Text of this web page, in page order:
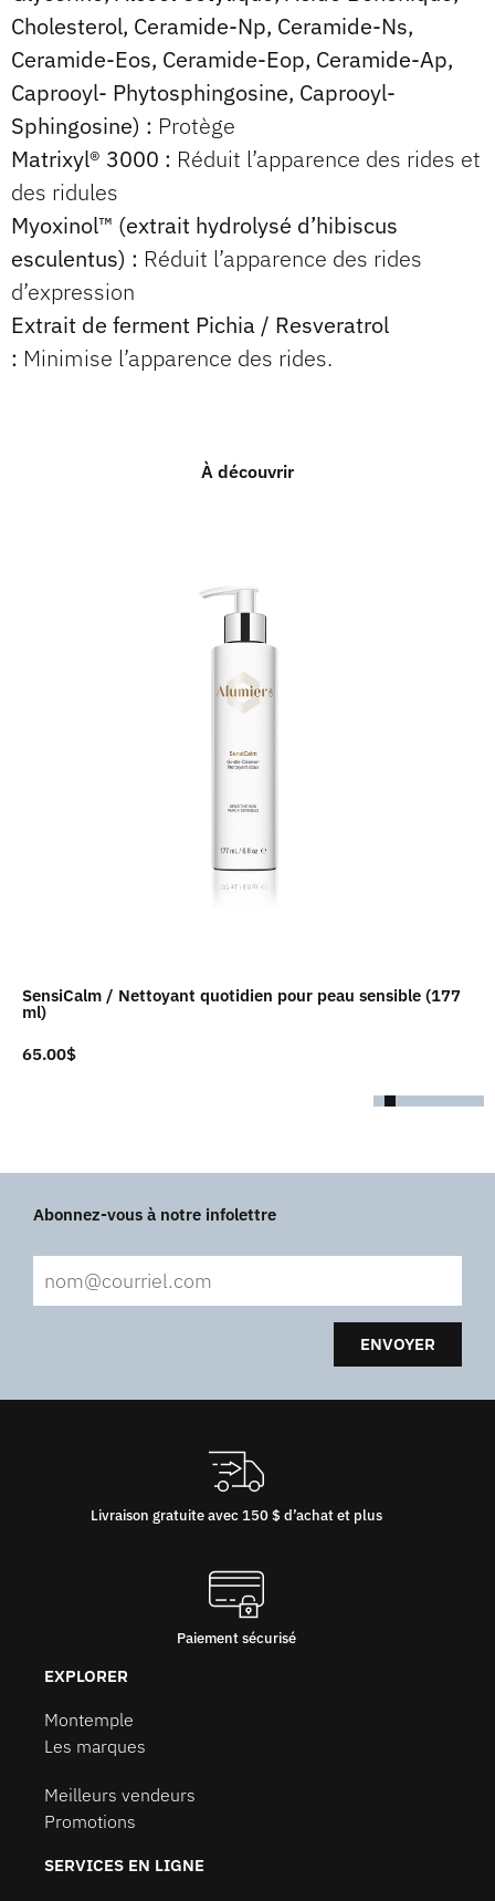
Cholesterol, Ceramide-Np, Ceramide-Ns,
Ceramide-Eos, Ceramide-Eop, Ceramide-Ap,
Caprooyl- Phytosphingosine, Caprooyl-
Sphingosine) : Protège
Matrixyl® 3000 : Réduit l’apparence des rides et
des ridules
Myoxinol™ (extrait hydrolysé d’hibiscus
esculentus) : Réduit l’apparence des rides
d’expression
Extrait de ferment Pichia / Resveratrol
: Minimise l’apparence des rides.
À découvrir
SensiCalm / Nettoyant quotidien pour peau sensible (177
ml)
65.00$
Abonnez-vous à notre infolettre
ENVOYER
Livraison gratuite avec 150 $ d’achat et plus
Paiement sécurisé
EXPLORER
Montemple
Les marques
Meilleurs vendeurs
Promotions
SERVICES EN LIGNE